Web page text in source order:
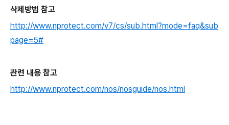
삭제방법 참고
http://www.nprotect.com/v7/cs/sub.html?mode=faq&sub
page=5#
관련 내용 참고
http://www.nprotect.com/nos/nosguide/nos.html